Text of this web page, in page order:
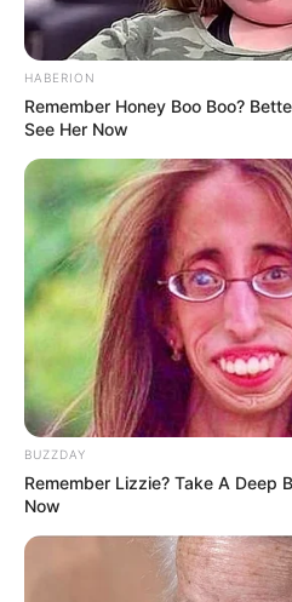
Kang Solah from Kang
Mak x Nenek Gayung
HABERION
Remember Honey Boo Boo?
See Her Now
BUZZDAY
Remember Lizzie? Take A Deep
Now